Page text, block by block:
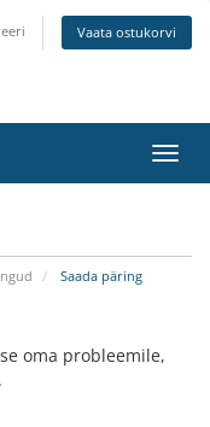
Vaata ostukorvi
Saada päring
oma probleemile,